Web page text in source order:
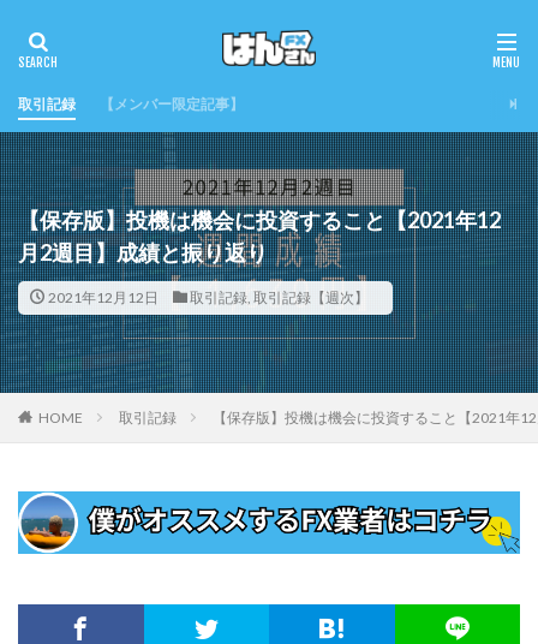
取引記録 【メンバー限定記事】
【保存版】投機は機会に投資すること【2021年12
月2週目】成績と振り返り
2021年12月12日 取引記録, 取引記録【週次】
HOME 取引記録 【保存版】投機は機会に投資すること【2021年